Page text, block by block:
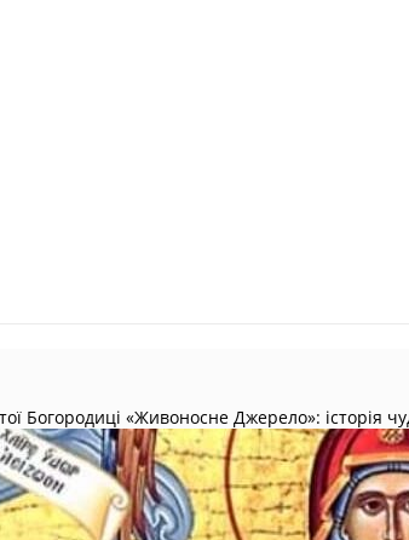
Богородиці «Живоносне Джерело»: історія